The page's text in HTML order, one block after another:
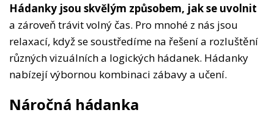
Hádanky jsou skvělým způsobem, jak se uvolnit
a zároveň trávit volný čas. Pro mnohé z nás jsou
relaxací, když se soustředíme na řešení a rozluštění
různých vizuálních a logických hádanek. Hádanky
nabízejí výbornou kombinaci zábavy a učení.
Náročná hádanka